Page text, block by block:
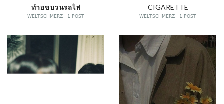
ท้ายขบวนรถไฟ
WELTSCHMERZ | 1 POST
CIGARETTE
WELTSCHMERZ | 1 POST